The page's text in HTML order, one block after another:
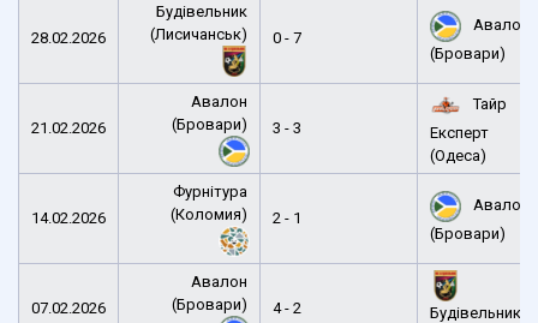
28.02.2026
Будівельник
(Лисичанськ)
0 - 7
Авалон
(Бровари)
21.02.2026
Авалон
(Бровари)
3 - 3
Тайр
Експерт
(Одеса)
14.02.2026
Фурнітура
(Коломия)
2 - 1
Авалон
(Бровари)
07.02.2026
Авалон
(Бровари)
4 - 2
Будівельник